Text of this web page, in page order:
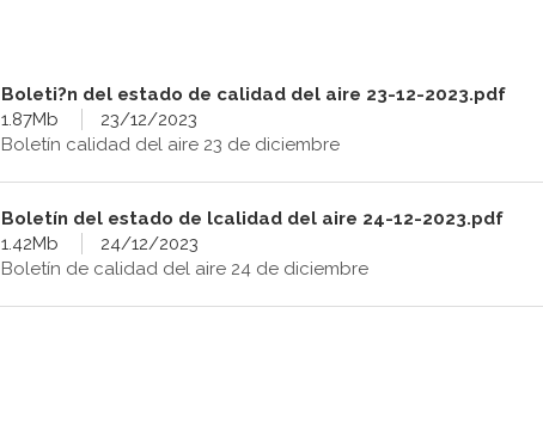
Boleti?n del estado de calidad del aire 23-12-2023.pdf
1.87Mb
23/12/2023
Boletín calidad del aire 23 de diciembre
Boletín del estado de lcalidad del aire 24-12-2023.pdf
1.42Mb
24/12/2023
Boletín de calidad del aire 24 de diciembre